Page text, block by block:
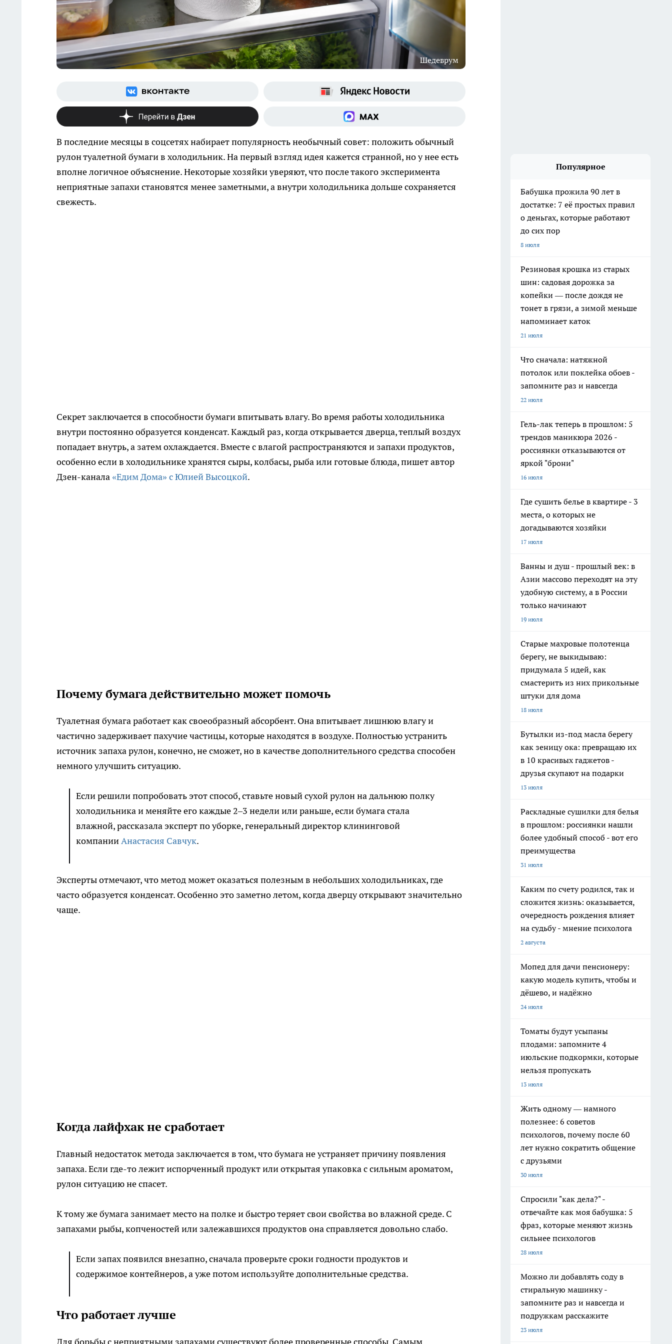
Шедеврум
В последние месяцы в соцсетях набирает популярность необычный совет: положить обычный
рулон туалетной бумаги в холодильник. На первый взгляд идея кажется странной, но у нее есть
вполне логичное объяснение. Некоторые хозяйки уверяют, что после такого эксперимента
неприятные запахи становятся менее заметными, а внутри холодильника дольше сохраняется
свежесть.
Секрет заключается в способности бумаги впитывать влагу. Во время работы холодильника
внутри постоянно образуется конденсат. Каждый раз, когда открывается дверца, теплый воздух
попадает внутрь, а затем охлаждается. Вместе с влагой распространяются и запахи продуктов,
особенно если в холодильнике хранятся сыры, колбасы, рыба или готовые блюда, пишет автор
Дзен-канала «Едим Дома» с Юлией Высоцкой.
Почему бумага действительно может помочь
Туалетная бумага работает как своеобразный абсорбент. Она впитывает лишнюю влагу и
частично задерживает пахучие частицы, которые находятся в воздухе. Полностью устранить
источник запаха рулон, конечно, не сможет, но в качестве дополнительного средства способен
немного улучшить ситуацию.
Если решили попробовать этот способ, ставьте новый сухой рулон на дальнюю полку
холодильника и меняйте его каждые 2–3 недели или раньше, если бумага стала
влажной, рассказала эксперт по уборке, генеральный директор клининговой
компанииАнастасия Савчук.
Эксперты отмечают, что метод может оказаться полезным в небольших холодильниках, где
часто образуется конденсат. Особенно это заметно летом, когда дверцу открывают значительно
чаще.
Когда лайфхак не сработает
Главный недостаток метода заключается в том, что бумага не устраняет причину появления
запаха. Если где-то лежит испорченный продукт или открытая упаковка с сильным ароматом,
рулон ситуацию не спасет.
К тому же бумага занимает место на полке и быстро теряет свои свойства во влажной среде. С
запахами рыбы, копченостей или залежавшихся продуктов она справляется довольно слабо.
Если запах появился внезапно, сначала проверьте сроки годности продуктов и
содержимое контейнеров, а уже потом используйте дополнительные средства.
Что работает лучше
Популярное
Бабушка прожила 90 лет в
достатке: 7 её простых правил
о деньгах, которые работают
до сих пор
8 июля
Резиновая крошка из старых
шин: садовая дорожка за
копейки — после дождя не
тонет в грязи, а зимой меньше
напоминает каток
21 июля
Что сначала: натяжной
потолок или поклейка обоев -
запомните раз и навсегда
22 июля
Гель-лак теперь в прошлом: 5
трендов маникюра 2026 -
россиянки отказываются от
яркой "брони"
16 июля
Где сушить белье в квартире - 3
места, о которых не
догадываются хозяйки
17 июля
Ванны и душ - прошлый век: в
Азии массово переходят на эту
удобную систему, а в России
только начинают
19 июля
Старые махровые полотенца
берегу, не выкидываю:
придумала 5 идей, как
смастерить из них прикольные
штуки для дома
18 июля
Бутылки из-под масла берегу
как зеницу ока: превращаю их
в 10 красивых гаджетов -
друзья скупают на подарки
13 июля
Раскладные сушилки для белья
в прошлом: россиянки нашли
более удобный способ - вот его
преимущества
31 июля
Каким по счету родился, так и
сложится жизнь: оказывается,
очередность рождения влияет
на судьбу - мнение психолога
2 августа
Мопед для дачи пенсионеру:
какую модель купить, чтобы и
дёшево, и надёжно
24 июля
Томаты будут усыпаны
плодами: запомните 4
июльские подкормки, которые
нельзя пропускать
13 июля
Жить одному — намного
полезнее: 6 советов
психологов, почему после 60
лет нужно сократить общение
с друзьями
30 июля
Спросили "как дела?" -
отвечайте как моя бабушка: 5
фраз, которые меняют жизнь
сильнее психологов
28 июля
Можно ли добавлять соду в
стиральную машинку -
запомните раз и навсегда и
подружкам расскажите
23 июля